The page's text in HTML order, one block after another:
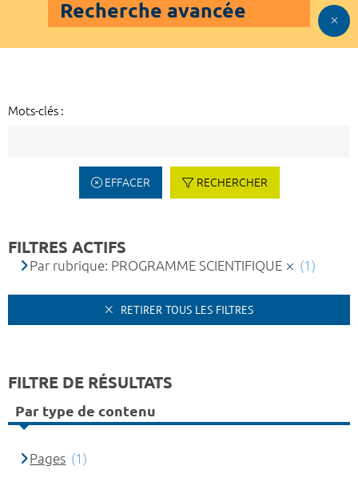
Recherche avancée
Mots-clés :
EFFACER RECHERCHER
FILTRES ACTIFS
Par rubrique: PROGRAMME SCIENTIFIQUE (1)
RETIRER TOUS LES FILTRES
FILTRE DE RÉSULTATS
Par type de contenu
Pages (1)